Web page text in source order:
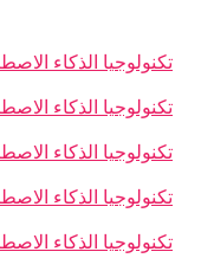
تكنولوجيا الذكاء
تكنولوجيا الذكاء
تكنولوجيا الذكاء
تكنولوجيا الذكاء
تكنولوجيا الذكاء